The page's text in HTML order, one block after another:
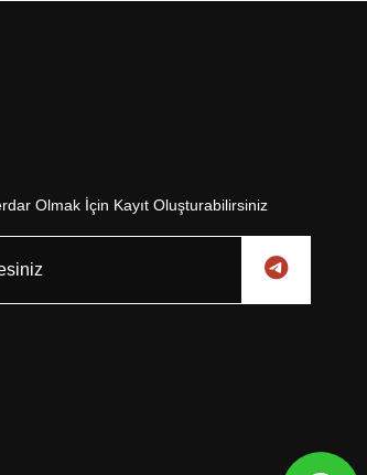
Olmak İçin Kayıt Oluşturabilirsiniz